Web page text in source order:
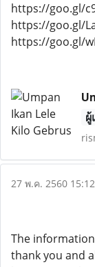
https://goo.gl/
https://goo.gl/
https://goo.gl/
ผู้
27 พ.ค. 2560 15:12
The
thank you and